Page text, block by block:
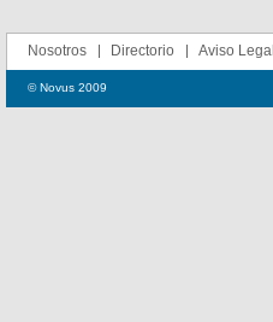
Nosotros Directorio Aviso Legal
© Novus 2009